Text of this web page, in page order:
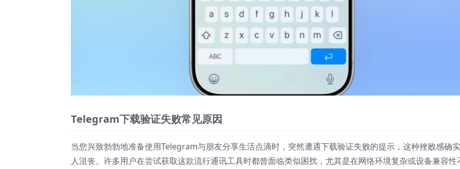
Telegram下载验证失败常见原因
当您兴致勃勃地准备使用Telegram与朋友分享生活点滴时，突然遭遇下载验证失败的提示，这种挫败感确
人沮丧。许多用户在尝试获取这款流行通讯工具时都曾面临类似困扰，尤其是在网络环境复杂或设备兼容性